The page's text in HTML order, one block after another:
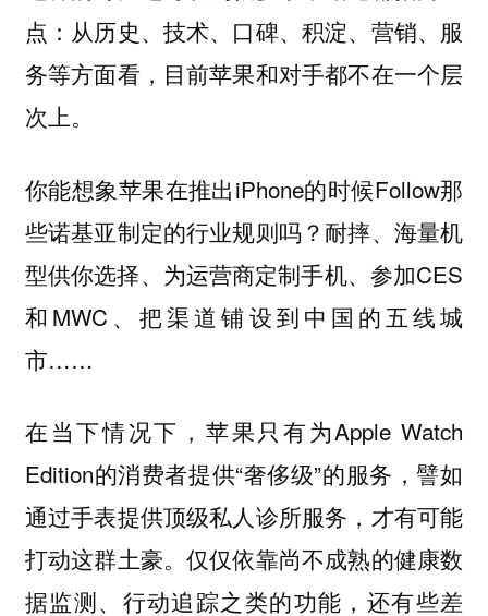
点：从历史、技术、口碑、积淀、营销、服
务等方面看，目前苹果和对手都不在一个层
次上。
你能想象苹果在推出iPhone的时候Follow那
些诺基亚制定的行业规则吗？耐摔、海量机
型供你选择、为运营商定制手机、参加CES
和MWC、把渠道铺设到中国的五线城
市……
在当下情况下，苹果只有为Apple Watch
Edition的消费者提供“奢侈级”的服务，譬如
通过手表提供顶级私人诊所服务，才有可能
打动这群土豪。仅仅依靠尚不成熟的健康数
据监测、行动追踪之类的功能，还有些差